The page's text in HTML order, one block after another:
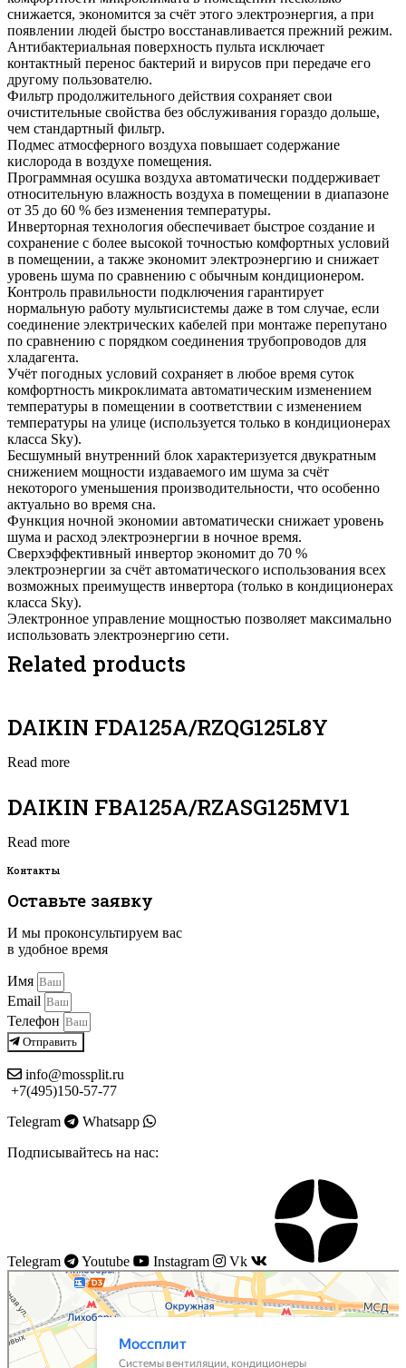
снижается, экономится за счёт этого электроэнергия, а при
появлении людей быстро воcстанавливается прежний режим.
Антибактериальная поверхность пульта исключает
контактный перенос бактерий и вирусов при передаче его
другому пользователю.
Фильтр продолжительного действия сохраняет свои
очистительные свойства без обслуживания гораздо дольше,
чем стандартный фильтр.
Подмес атмосферного воздуха повышает содержание
кислорода в воздухе помещения.
Программная осушка воздуха автоматически поддерживает
относительную влажность воздуха в помещении в диапазоне
от 35 до 60 % без изменения температуры.
Инверторная технология обеспечивает быстрое создание и
сохранение с более высокой точностью комфортных условий
в помещении, а также экономит электроэнергию и снижает
уровень шума по сравнению с обычным кондиционером.
Контроль правильности подключения гарантирует
нормальную работу мультисистемы даже в том случае, если
соединение электрических кабелей при монтаже перепутано
по сравнению с порядком соединения трубопроводов для
хладагента.
Учёт погодных условий сохраняет в любое время суток
комфортность микроклимата автоматическим изменением
температуры в помещении в соответствии с изменением
температуры на улице (используется только в кондиционерах
класса Sky).
Бесшумный внутренний блок характеризуется двукратным
снижением мощности издаваемого им шума за счёт
некоторого уменьшения производительности, что особенно
актуально во время сна.
Функция ночной экономии автоматически снижает уровень
шума и расход электроэнергии в ночное время.
Сверхэффективный инвертор экономит до 70 %
электроэнергии за счёт автоматического использования всех
возможных преимуществ инвертора (только в кондиционерах
класса Sky).
Электронное управление мощностью позволяет максимально
использовать электроэнергию сети.
Related products
DAIKIN FDA125A/RZQG125L8Y
Read more
DAIKIN FBA125A/RZASG125MV1
Read more
Контакты
Оставьте заявку
И мы проконсультируем вас
в удобное время
Имя
Email
Телефон
Отправить
info@mossplit.ru
+7(495)150-57-77
Telegram
Whatsapp
Подписывайтесь на нас:
Telegram Youtube Instagram Vk
Моссплит
Системы вентиляции в Москве
Установка кондиционеров в Москве